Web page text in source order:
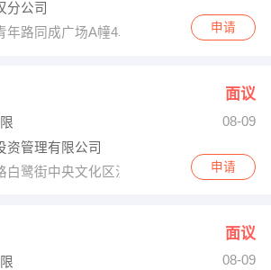
分公司
年路同成广场A幢4单元2902室
申请
面议
08-09
资管理有限公司
白鹭街中央文化区汉街总部国际
申请
面议
08-09